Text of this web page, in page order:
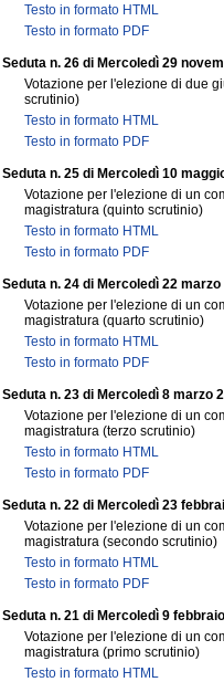
Testo in formato HTML
Testo in formato PDF
Seduta n. 26 di Mercoledì 29
Votazione per l'elezione di due
scrutinio)
Testo in formato HTML
Testo in formato PDF
Seduta n. 25 di Mercoledì 10
Votazione per l'elezione di un
magistratura (quinto scrutinio)
Testo in formato HTML
Testo in formato PDF
Seduta n. 24 di Mercoledì 22 marzo
Votazione per l'elezione di un
magistratura (quarto scrutinio)
Testo in formato HTML
Testo in formato PDF
Seduta n. 23 di Mercoledì 8 marzo
Votazione per l'elezione di un
magistratura (terzo scrutinio)
Testo in formato HTML
Testo in formato PDF
Seduta n. 22 di Mercoledì 23
Votazione per l'elezione di un
magistratura (secondo scrutinio)
Testo in formato HTML
Testo in formato PDF
Seduta n. 21 di Mercoledì 9
Votazione per l'elezione di un
magistratura (primo scrutinio)
Testo in formato HTML